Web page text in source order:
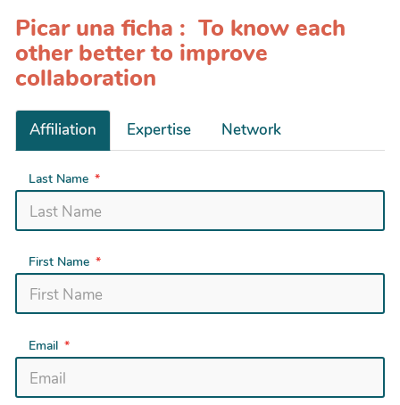
Picar una ficha : To know each
other better to improve
collaboration
Affiliation Expertise Network
Last Name
First Name
Email